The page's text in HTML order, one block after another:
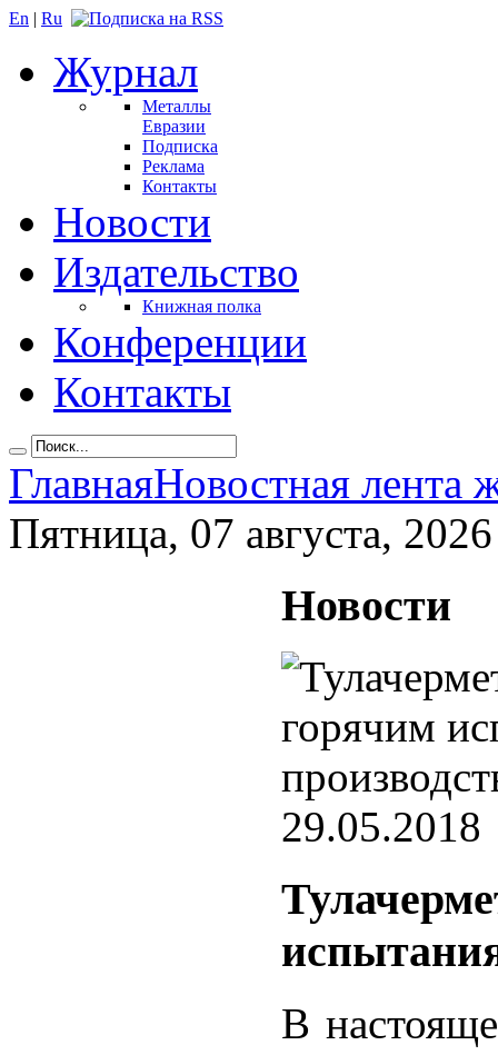
En | Ru
Журнал
Металлы
Евразии
Подписка
Реклама
Контакты
Новости
Издательство
Книжная полка
Конференции
Контакты
ГлавнаяНовостная лента
Пятница, 07 августа, 2026
Новости
29.05.2018
В